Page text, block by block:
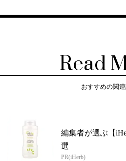
Read
おすすめの関
編集者が選ぶ【
選
PR(iHerb)